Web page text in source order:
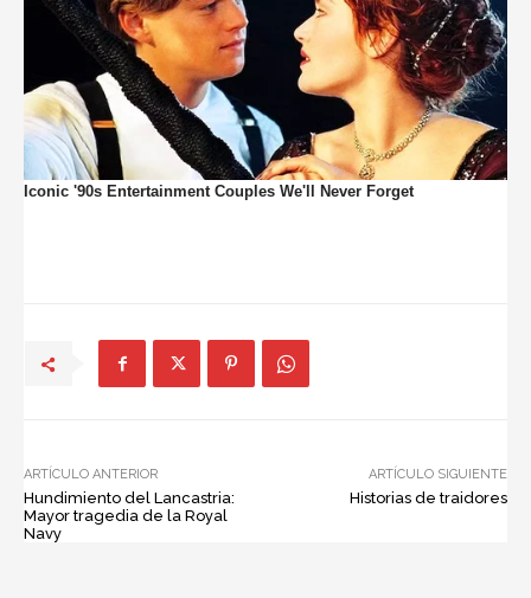
ARTÍCULO ANTERIOR
Hundimiento del Lancastria:
Mayor tragedia de la Royal
Navy
ARTÍCULO SIGUIENTE
Historias de traidores